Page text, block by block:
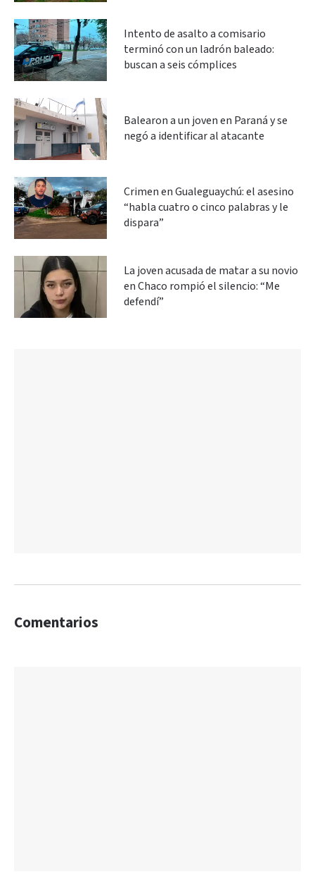
Intento de asalto a comisario
terminó con un ladrón baleado:
buscan a seis cómplices
Balearon a un joven en Paraná y se
negó a identificar al atacante
Crimen en Gualeguaychú: el asesino
“habla cuatro o cinco palabras y le
dispara”
La joven acusada de matar a su novio
en Chaco rompió el silencio: “Me
defendí”
Comentarios